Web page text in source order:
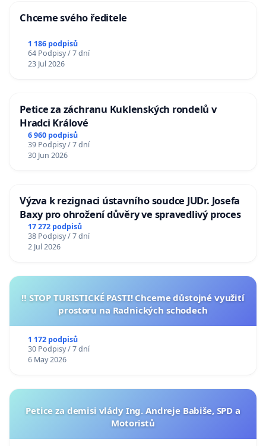
Chceme svého ředitele
1 186 podpisů
64 Podpisy / 7 dní
23 Jul 2026
Petice za záchranu Kuklenských rondelů v
Hradci Králové
6 960 podpisů
39 Podpisy / 7 dní
30 Jun 2026
Výzva k rezignaci ústavního soudce JUDr. Josefa
Baxy pro ohrožení důvěry ve spravedlivý proces
17 272 podpisů
38 Podpisy / 7 dní
2 Jul 2026
‼️ STOP TURISTICKÉ PASTI! Chceme důstojné využití
prostoru na Radnických schodech
1 172 podpisů
30 Podpisy / 7 dní
6 May 2026
Petice za demisi vlády Ing. Andreje Babiše, SPD a
Motoristů